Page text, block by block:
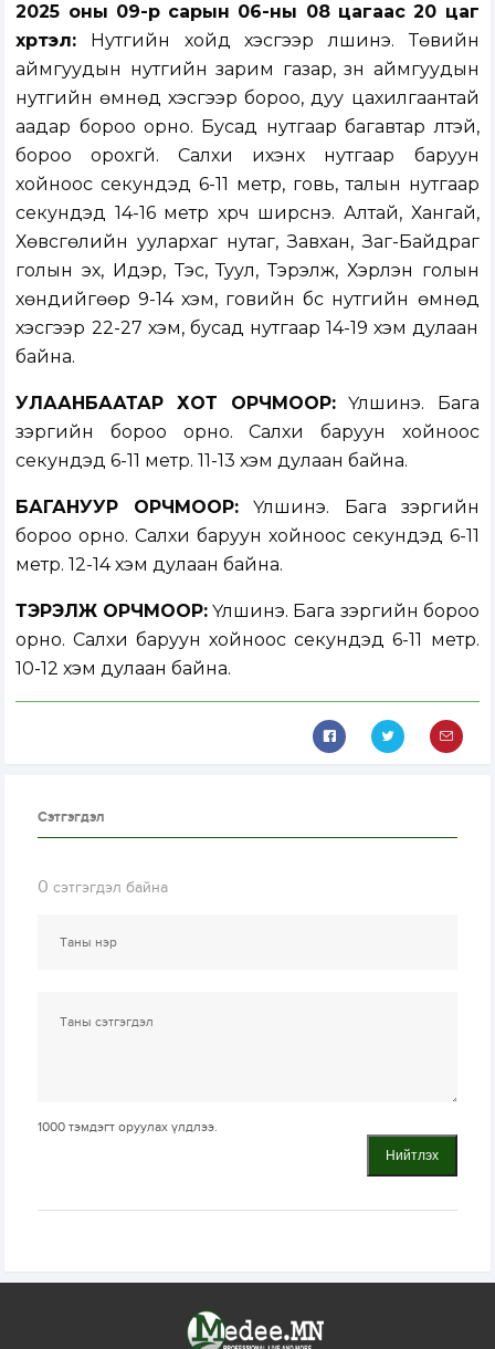
2025 оны 09-р сарын 06-ны 08 цагаас 20 цаг
хүртэл: Нутгийн хойд хэсгээр үүлшинэ. Төвийн
аймгуудын нутгийн зарим газар, зүүн аймгуудын
нутгийн өмнөд хэсгээр бороо, дуу цахилгаантай
аадар бороо орно. Бусад нутгаар багавтар үүлтэй,
бороо орохгүй. Салхи ихэнх нутгаар баруун
хойноос секундэд 6-11 метр, говь, талын нутгаар
секундэд 14-16 метр хүрч ширүүснэ. Алтай, Хангай,
Хөвсгөлийн уулархаг нутаг, Завхан, Заг-Байдраг
голын эх, Идэр, Тэс, Туул, Тэрэлж, Хэрлэн голын
хөндийгөөр 9-14 хэм, говийн бүс нутгийн өмнөд
хэсгээр 22-27 хэм, бусад нутгаар 14-19 хэм дулаан
байна.
УЛААНБААТАР ХОТ ОРЧМООР: Үүлшинэ. Бага
зэргийн бороо орно. Салхи баруун хойноос
секундэд 6-11 метр. 11-13 хэм дулаан байна.
БАГАНУУР ОРЧМООР: Үүлшинэ. Бага зэргийн
бороо орно. Салхи баруун хойноос секундэд 6-11
метр. 12-14 хэм дулаан байна.
ТЭРЭЛЖ ОРЧМООР: Үүлшинэ. Бага зэргийн бороо
орно. Салхи баруун хойноос секундэд 6-11 метр.
10-12 хэм дулаан байна.
Сэтгэгдэл
0 сэтгэгдэл байна
1000 тэмдэгт оруулах үлдлээ.
Нийтлэх